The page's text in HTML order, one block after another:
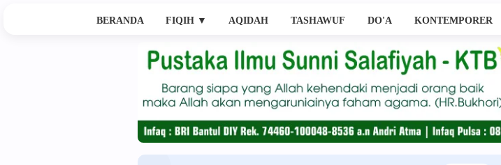
BERANDA FIQIH ▼ AQIDAH TASHAWUF DO'A KONTEMPORER